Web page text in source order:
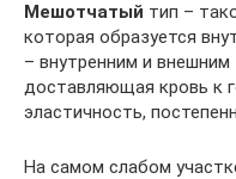
Мешотчатый тип –
которая образуется
– внутренним и внешним
доставляющая кровь к
эластичность,
На самом слабом